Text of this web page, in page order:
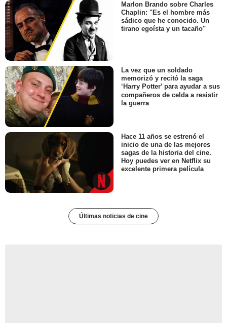
Marlon Brando sobre Charles
Chaplin: "Es el hombre más
sádico que he conocido. Un
tirano egoísta y un tacaño"
La vez que un soldado
memorizó y recitó la saga
‘Harry Potter’ para ayudar a sus
compañeros de celda a resistir
la guerra
Hace 11 años se estrenó el
inicio de una de las mejores
sagas de la historia del cine.
Hoy puedes ver en Netflix su
excelente primera película
Últimas noticias de cine